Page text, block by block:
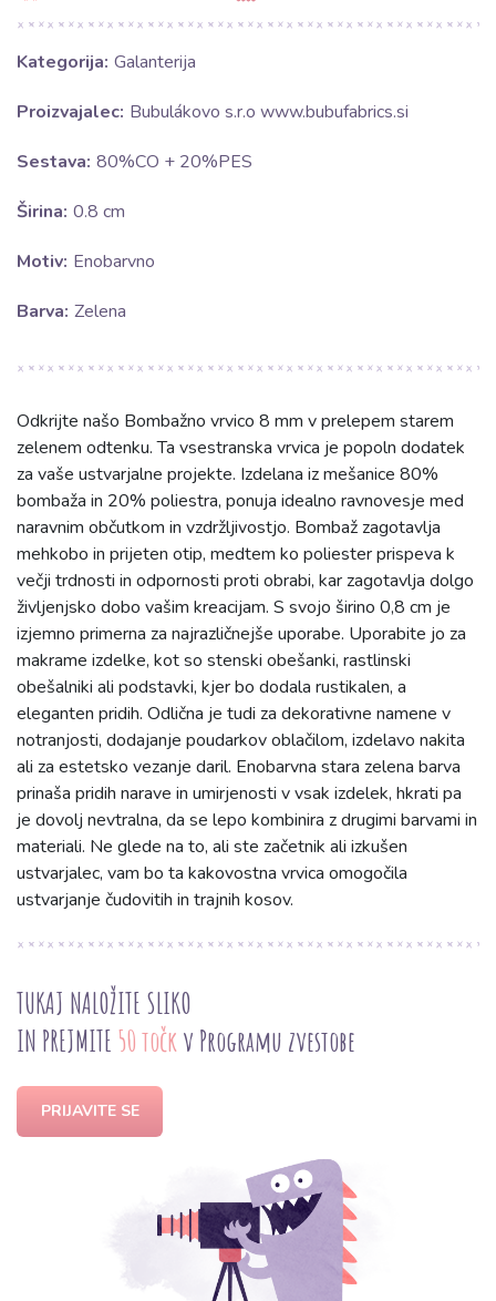
Kategorija: Galanterija
Proizvajalec: Bubulákovo s.r.o www.bubufabrics.si
Sestava: 80%CO + 20%PES
Širina: 0.8 cm
Motiv: Enobarvno
Barva: Zelena
Odkrijte našo Bombažno vrvico 8 mm v prelepem starem
zelenem odtenku. Ta vsestranska vrvica je popoln dodatek
za vaše ustvarjalne projekte. Izdelana iz mešanice 80%
bombaža in 20% poliestra, ponuja idealno ravnovesje med
naravnim občutkom in vzdržljivostjo. Bombaž zagotavlja
mehkobo in prijeten otip, medtem ko poliester prispeva k
večji trdnosti in odpornosti proti obrabi, kar zagotavlja dolgo
življenjsko dobo vašim kreacijam. S svojo širino 0,8 cm je
izjemno primerna za najrazličnejše uporabe. Uporabite jo za
makrame izdelke, kot so stenski obešanki, rastlinski
obešalniki ali podstavki, kjer bo dodala rustikalen, a
eleganten pridih. Odlična je tudi za dekorativne namene v
notranjosti, dodajanje poudarkov oblačilom, izdelavo nakita
ali za estetsko vezanje daril. Enobarvna stara zelena barva
prinaša pridih narave in umirjenosti v vsak izdelek, hkrati pa
je dovolj nevtralna, da se lepo kombinira z drugimi barvami in
materiali. Ne glede na to, ali ste začetnik ali izkušen
ustvarjalec, vam bo ta kakovostna vrvica omogočila
ustvarjanje čudovitih in trajnih kosov.
TUKAJ NALOŽITE SLIKO
IN PREJMITE 50 točk v Programu zvestobe
PRIJAVITE SE